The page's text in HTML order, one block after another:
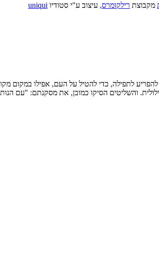
לתפילה, כדי להטיל על העם, אפילו במקום
והשליטים הסיקו כמובן, את מסקנתם: "עם
מקבוצת רילקומרס, עיצוב ע"י סטודיו uniqui